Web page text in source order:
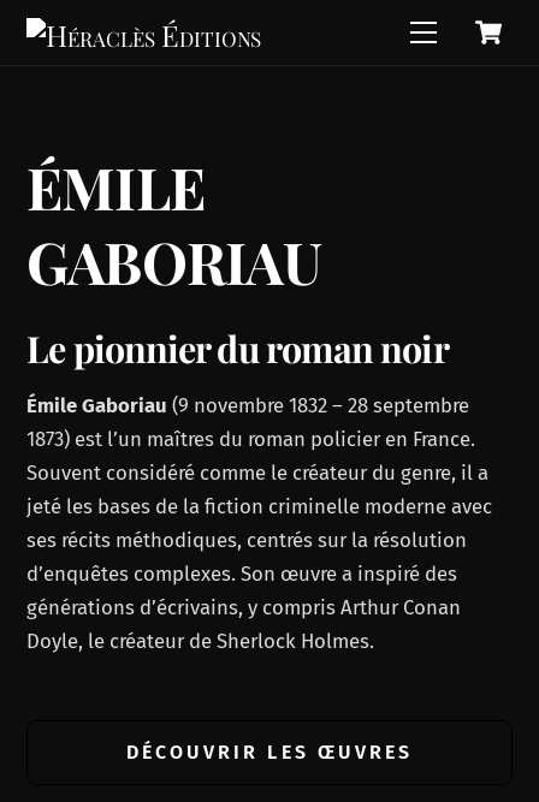
Skip
Menu
ÉMILE
GABORIAU
Le pionnier du roman noir
Émile Gaboriau (9 novembre 1832 – 28 septembre
1873) est l’un maîtres du roman policier en France.
Souvent considéré comme le créateur du genre, il a
jeté les bases de la fiction criminelle moderne avec
ses récits méthodiques, centrés sur la résolution
d’enquêtes complexes. Son œuvre a inspiré des
générations d’écrivains, y compris Arthur Conan
Doyle, le créateur de Sherlock Holmes.
DÉCOUVRIR LES ŒUVRES